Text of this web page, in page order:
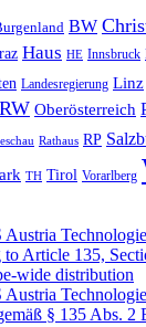
BW
Haus HE Innsbruck
Landesregierung Linz
Oberösterreich
Rathaus RP
TH Tirol Vorarlberg
to Article 135,
wide distribution
§ 135 Abs. 2